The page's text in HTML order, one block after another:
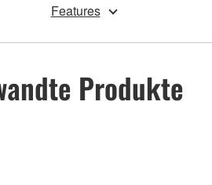
Features
Produkte